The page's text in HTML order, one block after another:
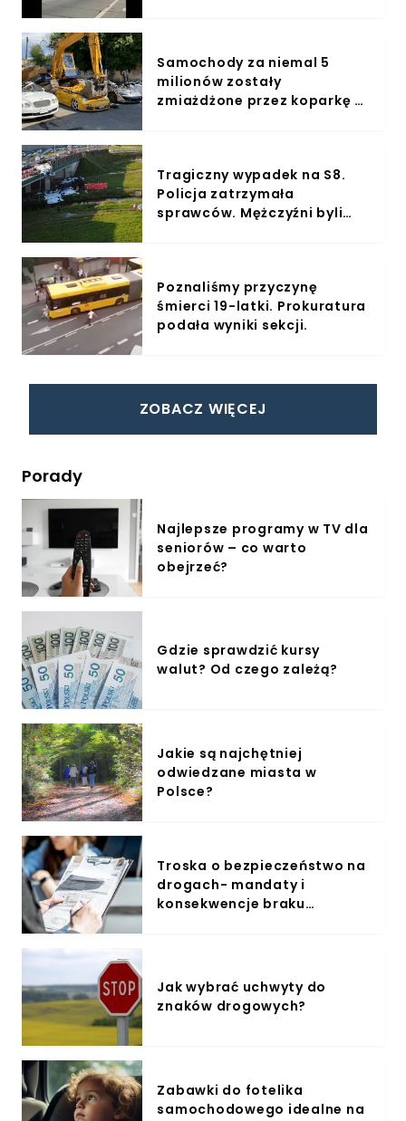
Samochody za niemal 5
milionów zostały
zmiażdżone przez koparkę -
Tragiczny wypadek na S8.
Policja zatrzymała
sprawców. Mężczyźni byli
Poznaliśmy przyczynę
śmierci 19-latki. Prokuratura
podała wyniki sekcji.
ZOBACZ WIĘCEJ
Porady
Najlepsze programy w TV dla
seniorów – co warto
obejrzeć?
Gdzie sprawdzić kursy
walut? Od czego zależą?
Jakie są najchętniej
odwiedzane miasta w
Polsce?
Troska o bezpieczeństwo na
drogach- mandaty i
konsekwencje braku
Jak wybrać uchwyty do
znaków drogowych?
Zabawki do fotelika
samochodowego idealne na